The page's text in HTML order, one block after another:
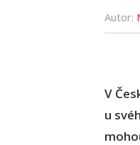
Autor:
V
u